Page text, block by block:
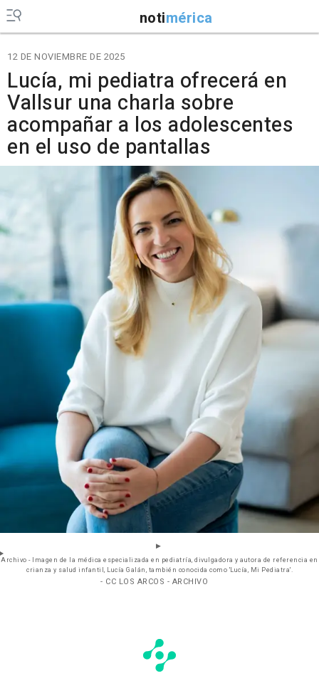
notimérica
12 DE NOVIEMBRE DE 2025
Lucía, mi pediatra ofrecerá en
Vallsur una charla sobre
acompañar a los adolescentes
en el uso de pantallas
Archivo - Imagen de la médica especializada en pediatría, divulgadora y autora de referencia en
crianza y salud infantil, Lucía Galán, también conocida como 'Lucía, Mi Pediatra'.
- CC LOS ARCOS - ARCHIVO